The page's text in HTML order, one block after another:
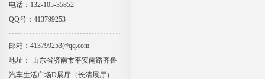
电话：132-105-35852
QQ号：413799253
邮箱：413799253@qq.com
地址： 山东省济南市平安南路齐鲁
汽车生活广场D展厅（长清展厅）